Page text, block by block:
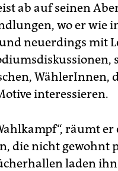
ab auf seinen
wo er wie
neuerdings mit
WählerInnen,
interessieren.
räumt er
die nicht gewohnt
laden